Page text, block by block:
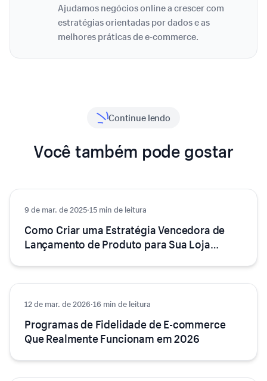
Ajudamos negócios online a crescer com
estratégias orientadas por dados e as
melhores práticas de e-commerce.
Continue lendo
Você também pode gostar
Crescimento
9 de mar. de 2025·15 min de leitura
Como Criar uma Estratégia Vencedora de
Lançamento de Produto para Sua Loja
Crescimento
12 de mar. de 2026·16 min de leitura
Programas de Fidelidade de E-commerce
Que Realmente Funcionam em 2026